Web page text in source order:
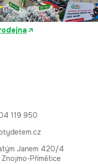
119 950
Janem 420/4
Přímětice